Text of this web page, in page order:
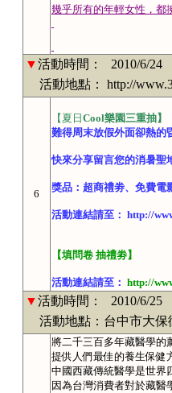
幾乎所有的年輕女性，都
▼活動時間： 2010/6/24
活動地點： http://
6
【夏日 Cool樂園三重抽】
難得周末放假外面卻熱的
快來分享留言您的消暑聖
獎品：超商禮劵、免費電
活動連結請至： http://
【填問卷 抽禮劵】
活動連結請至： http://
▼活動時間： 2010/6/25
活動地點：台中市大保
將二千三百多年藏醫學的
提供人們最佳的養生保健
中國西藏傳統醫學是世界
因為台灣消費者對於藏